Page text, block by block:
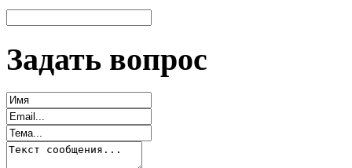
Задать вопрос